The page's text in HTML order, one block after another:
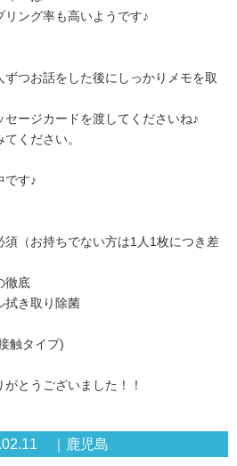
ング率も高いようです♪
つお話をした後にしっかりメモを取
ージカードを渡してくださいね♪
ください。
です♪
須（お持ちでない方は1人1枚につき差
徹底
拭き取り除菌
触タイプ)
とうございました！！
｜鹿児島